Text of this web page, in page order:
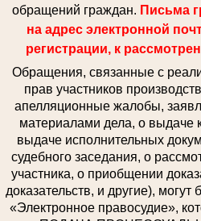
обращений граждан. Письма
на адрес электронной
регистрации, к
Обращения, связанные с
прав участников
апелляционные жалобы,
материалами дела, о выдаче
выдаче исполнительных
судебного заседания, о
участника, о приобщении
доказательств, и другие),
«Электронное правосудие»,